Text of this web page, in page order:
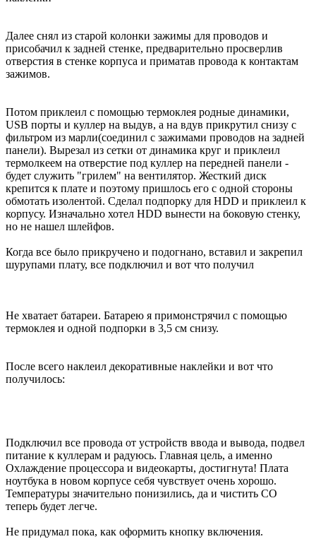
Далее снял из старой колонки зажимы для проводов и
присобачил к задней стенке, предварительно просверлив
отверстия в стенке корпуса и приматав провода к контактам
зажимов.
Потом приклеил с помощью термоклея родные динамики,
USB порты и куллер на выдув, а на вдув прикрутил снизу с
фильтром из марли(соединил с зажимами проводов на задней
панели). Вырезал из сетки от динамика круг и приклеил
термолкеем на отверстие под куллер на передней панели -
будет служить "грилем" на вентилятор. Жесткий диск
крепится к плате и поэтому пришлось его с одной стороны
обмотать изолентой. Сделал подпорку для HDD и приклеил к
корпусу. Изначально хотел HDD вынести на боковую стенку,
но не нашел шлейфов.
Когда все было прикручено и подогнано, вставил и закрепил
шурупами плату, все подключил и вот что получил
Не хватает батареи. Батарею я примонстрячил с помощью
термоклея и одной подпорки в 3,5 см снизу.
После всего наклеил декоративные наклейки и вот что
получилось:
Подключил все провода от устройств ввода и вывода, подвел
питание к куллерам и радуюсь. Главная цель, а именно
Охлаждение процессора и видеокарты, достигнута! Плата
ноутбука в новом корпусе себя чувствует очень хорошо.
Температуры значительно понизились, да и чистить СО
теперь будет легче.
Не придумал пока, как оформить кнопку включения.